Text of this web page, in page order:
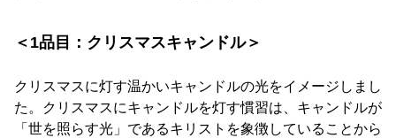
＜1品目：クリスマスキャンドル＞
クリスマスに灯す温かいキャンドルの光をイメージしまし
た。クリスマスにキャンドルを灯す慣習は、キャンドルが
「世を照らす光」であるキリストを象徴していることから